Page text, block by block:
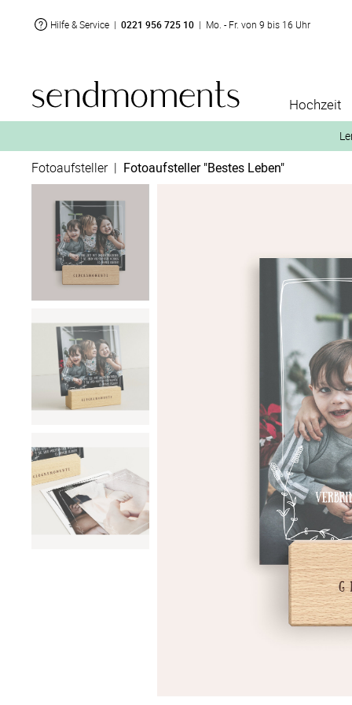
Hilfe & Service | 0221 956 725 10 | Mo. - Fr. von 9 bis 16 Uhr
Hochzeit
Fotoaufsteller | Fotoaufsteller "Bestes Leben"